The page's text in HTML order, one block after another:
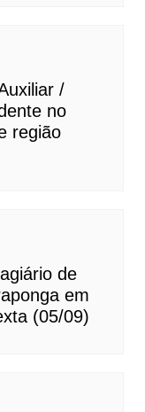
/
no
região
de
em
(05/09)